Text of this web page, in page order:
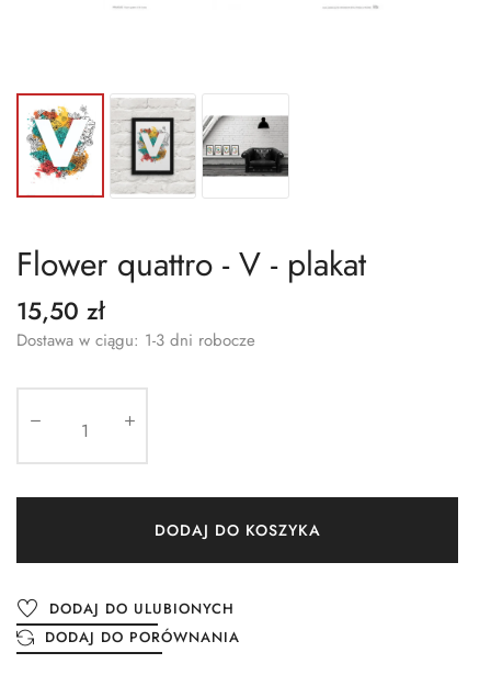
Flower quattro - V - plakat
15,50 zł
Dostawa w ciągu: 1-3 dni robocze
DODAJ DO KOSZYKA
DODAJ DO ULUBIONYCH
DODAJ DO PORÓWNANIA